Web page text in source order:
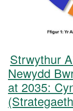
Strwythur
Newydd
at 2035: